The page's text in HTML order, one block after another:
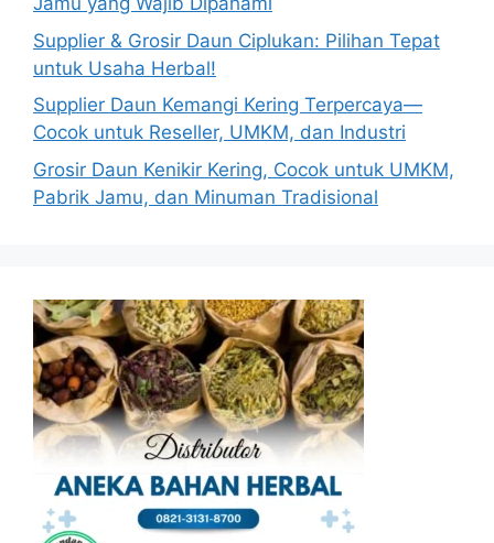
Supplier & Grosir Daun Ciplukan: Pilihan Tepat
untuk Usaha Herbal!
Supplier Daun Kemangi Kering Terpercaya—
Cocok untuk Reseller, UMKM, dan Industri
Grosir Daun Kenikir Kering, Cocok untuk UMKM,
Pabrik Jamu, dan Minuman Tradisional